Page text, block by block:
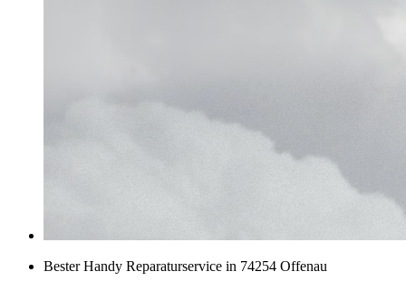
Bester Handy Reparaturservice in 74254 Offenau